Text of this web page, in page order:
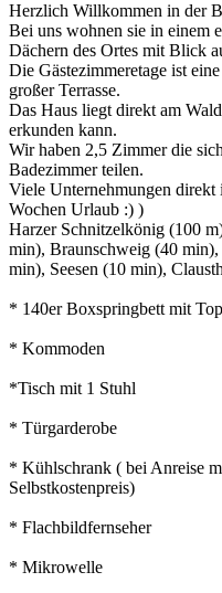
Herzlich Willkommen in der
Bei uns wohnen sie in einem
Dächern des Ortes mit Blick
Die Gästezimmeretage ist
großer Terrasse.
Das Haus liegt direkt am
erkunden kann.
Wir haben 2,5 Zimmer die
Badezimmer teilen.
Viele Unternehmungen
Wochen Urlaub :) )
Harzer Schnitzelkönig (100
min), Braunschweig (40
min), Seesen (10 min),
* 140er Boxspringbett mit
* Kommoden
*Tisch mit 1 Stuhl
* Türgarderobe
* Kühlschrank ( bei Anreise
Selbstkostenpreis)
* Flachbildfernseher
* Mikrowelle